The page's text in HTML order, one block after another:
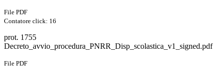
File PDF
Contatore click: 16
prot. 1755
Decreto_avvio_procedura_PNRR_Disp_scolastica_v1_signed.pdf
File PDF